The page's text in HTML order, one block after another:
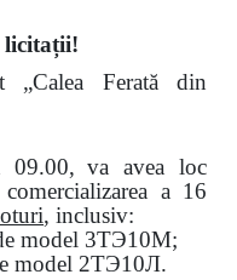
licitații!
„Calea Ferată din
09.00, va avea loc
a 16
, inclusiv:
model 3ТЭ10М;
model 2ТЭ10Л.